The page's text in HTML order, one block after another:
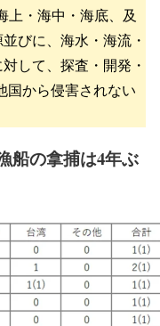
上・海中・海底、及
びに、海水・海流・
して、探査・開発・
国から侵害されない
船の拿捕は4年ぶ